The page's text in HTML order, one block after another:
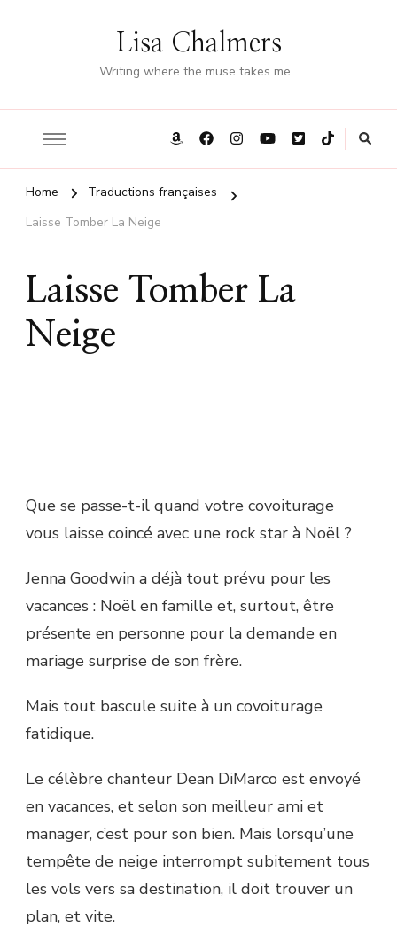
Lisa Chalmers
Writing where the muse takes me…
Home
Traductions françaises
Laisse Tomber La Neige
Laisse Tomber La
Neige
Que se passe-t-il quand votre covoiturage
vous laisse coincé avec une rock star à Noël ?
Jenna Goodwin a déjà tout prévu pour les
vacances : Noël en famille et, surtout, être
présente en personne pour la demande en
mariage surprise de son frère.
Mais tout bascule suite à un covoiturage
fatidique.
Le célèbre chanteur Dean DiMarco est envoyé
en vacances, et selon son meilleur ami et
manager, c’est pour son bien. Mais lorsqu’une
tempête de neige interrompt subitement tous
les vols vers sa destination, il doit trouver un
plan, et vite.